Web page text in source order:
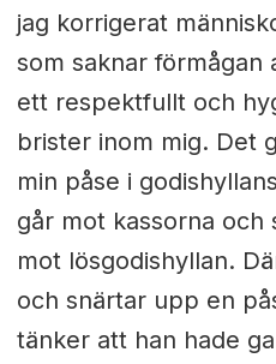
jag korrigerat
som saknar förmågan
ett respektfullt och
brister inom mig. Det
min påse i
går mot kassorna och
mot lösgodishyllan.
och snärtar upp en
tänker att han hade